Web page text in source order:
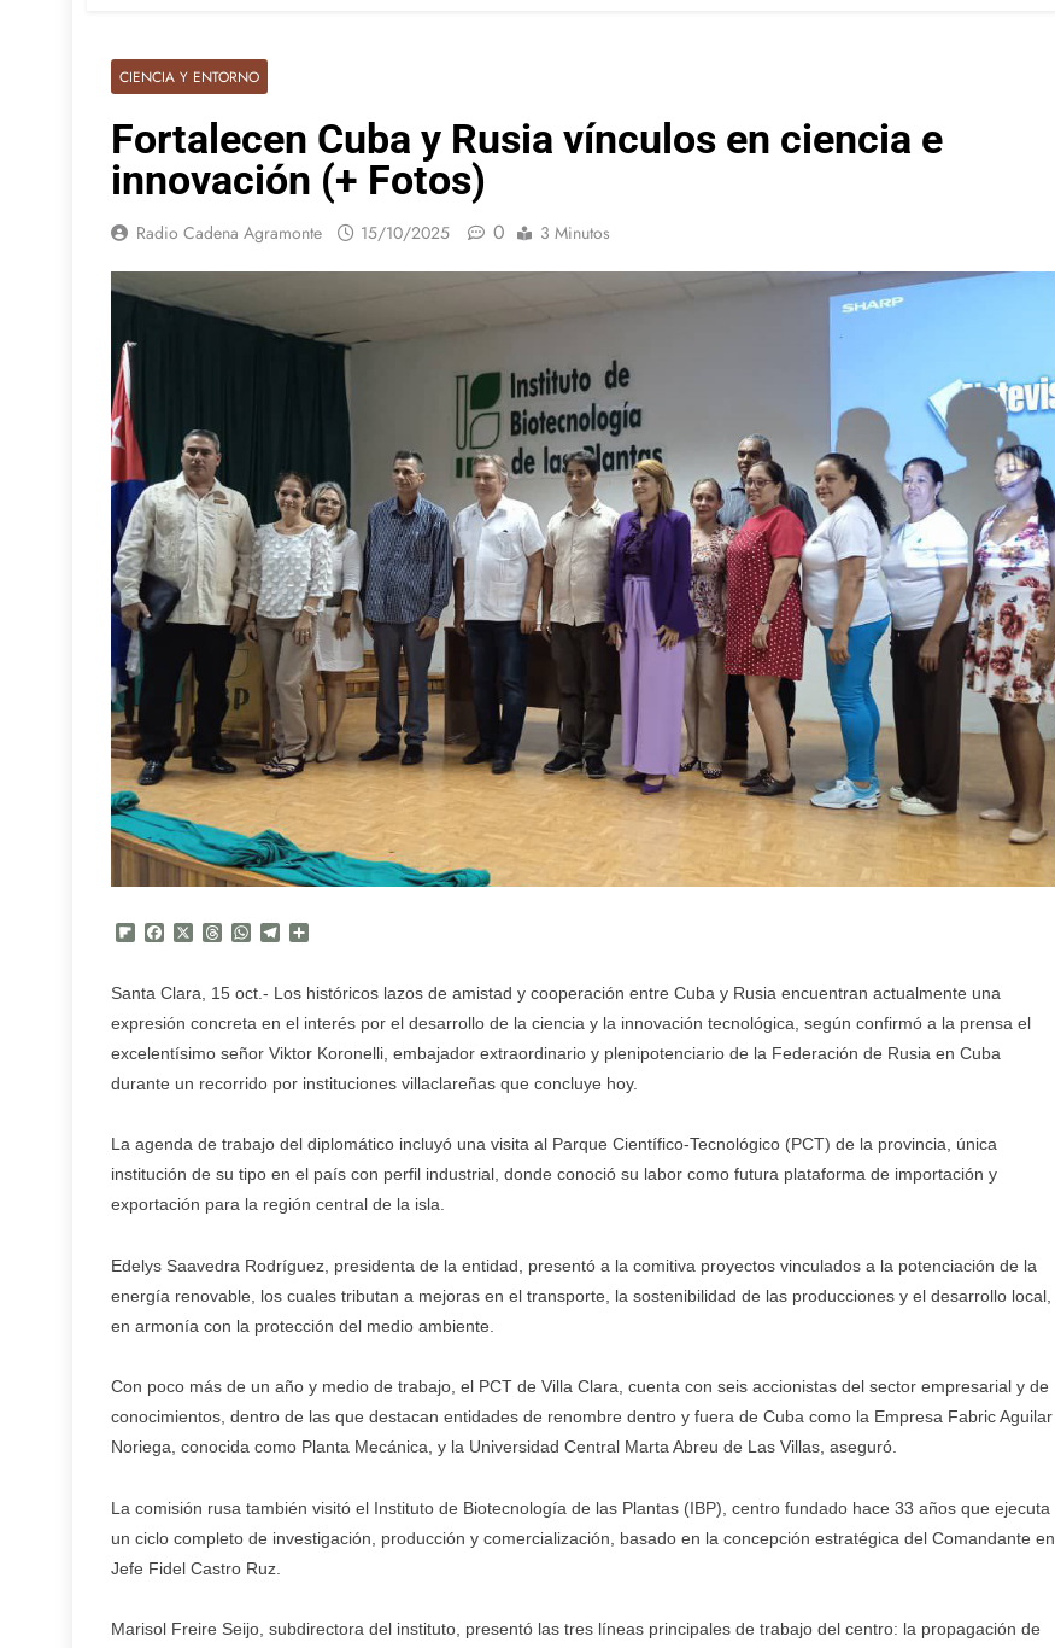
CIENCIA Y ENTORNO
Fortalecen Cuba y Rusia vínculos en ciencia e
innovación (+ Fotos)
Radio Cadena Agramonte 15/10/2025 0 3 Minutos
Flipboard
Facebook
X Threads
WhatsApp
Telegram
Santa Clara, 15 oct.- Los históricos lazos de amistad y cooperación entre Cuba y Rusia encuentran actualmente una
expresión concreta en el interés por el desarrollo de la ciencia y la innovación tecnológica, según confirmó a la prensa el
excelentísimo señor Viktor Koronelli, embajador extraordinario y plenipotenciario de la Federación de Rusia en Cuba
durante un recorrido por instituciones villaclareñas que concluye hoy.
La agenda de trabajo del diplomático incluyó una visita al Parque Científico-Tecnológico (PCT) de la provincia, única
institución de su tipo en el país con perfil industrial, donde conoció su labor como futura plataforma de importación y
exportación para la región central de la isla.
Edelys Saavedra Rodríguez, presidenta de la entidad, presentó a la comitiva proyectos vinculados a la potenciación de la
energía renovable, los cuales tributan a mejoras en el transporte, la sostenibilidad de las producciones y el desarrollo local,
en armonía con la protección del medio ambiente.
Con poco más de un año y medio de trabajo, el PCT de Villa Clara, cuenta con seis accionistas del sector empresarial y de
conocimientos, dentro de las que destacan entidades de renombre dentro y fuera de Cuba como la Empresa Fabric Aguilar
Noriega, conocida como Planta Mecánica, y la Universidad Central Marta Abreu de Las Villas, aseguró.
La comisión rusa también visitó el Instituto de Biotecnología de las Plantas (IBP), centro fundado hace 33 años que ejecuta
un ciclo completo de investigación, producción y comercialización, basado en la concepción estratégica del Comandante en
Jefe Fidel Castro Ruz.
Marisol Freire Seijo, subdirectora del instituto, presentó las tres líneas principales de trabajo del centro: la propagación de